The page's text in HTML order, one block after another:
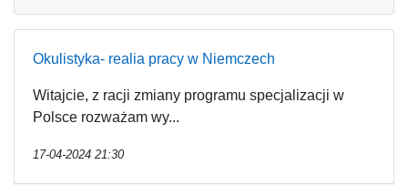
Okulistyka- realia pracy w Niemczech
Witajcie, z racji zmiany programu specjalizacji w
Polsce rozważam wy...
17-04-2024 21:30